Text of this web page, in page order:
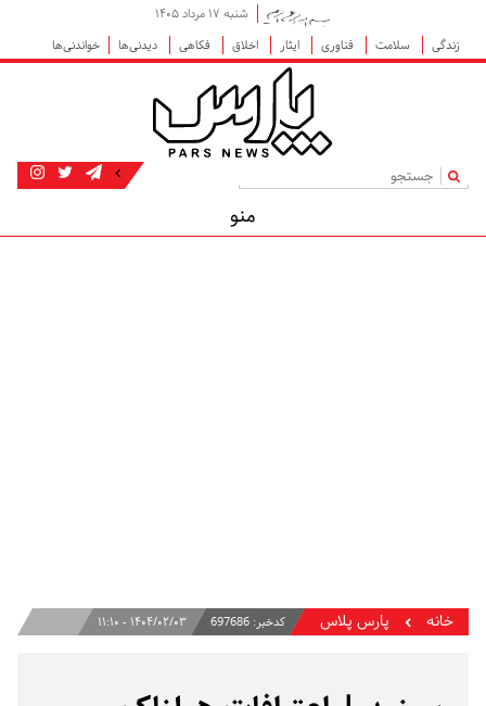
شنبه ۱۷ مرداد ۱۴۰۵
زندگی
سلامت فناوری ایثار اخلاق فکاهی دیدنی‌ها خواندنی‌ها
|
منو
خانه پارس پلاس کدخبر:697686 ۱۴۰۴/۰۲/۰۳ - ۱۱:۱۰